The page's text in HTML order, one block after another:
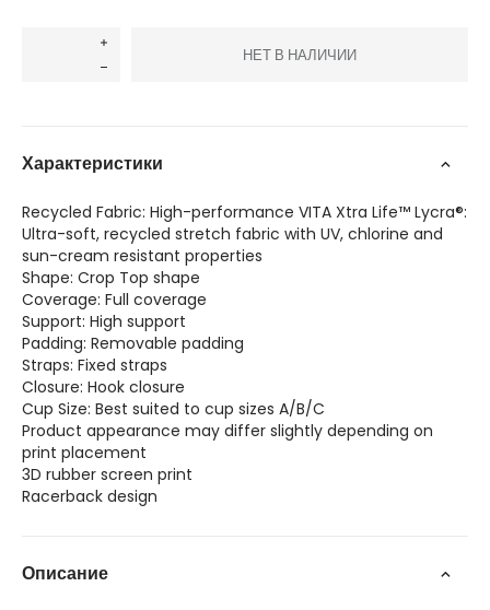
НЕТ В НАЛИЧИИ
Характеристики
Recycled Fabric: High-performance VITA Xtra Life™ Lycra®:
Ultra-soft, recycled stretch fabric with UV, chlorine and
sun-cream resistant properties
Shape: Crop Top shape
Coverage: Full coverage
Support: High support
Padding: Removable padding
Straps: Fixed straps
Closure: Hook closure
Cup Size: Best suited to cup sizes A/B/C
Product appearance may differ slightly depending on
print placement
3D rubber screen print
Racerback design
Описание